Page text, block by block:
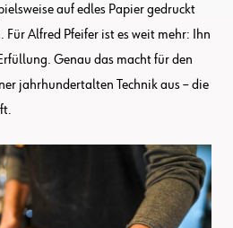
auf edles Papier gedruckt
Für Alfred Pfeifer ist es weit mehr: Ihn
Genau das macht für den
jahrhundertalten Technik aus – die